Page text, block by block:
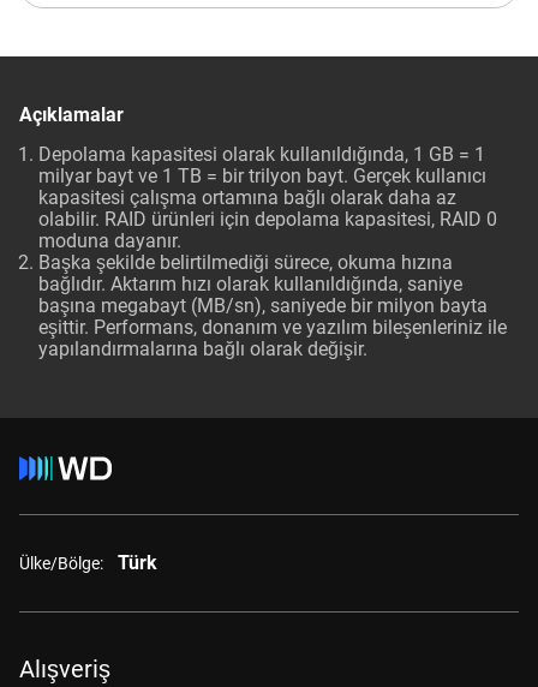
Açıklamalar
Depolama kapasitesi olarak kullanıldığında, 1 GB = 1
milyar bayt ve 1 TB = bir trilyon bayt. Gerçek kullanıcı
kapasitesi çalışma ortamına bağlı olarak daha az
olabilir. RAID ürünleri için depolama kapasitesi, RAID 0
moduna dayanır.
Başka şekilde belirtilmediği sürece, okuma hızına
bağlıdır. Aktarım hızı olarak kullanıldığında, saniye
başına megabayt (MB/sn), saniyede bir milyon bayta
eşittir. Performans, donanım ve yazılım bileşenleriniz ile
yapılandırmalarına bağlı olarak değişir.
Ülke/Bölge: Türk
Alışveriş